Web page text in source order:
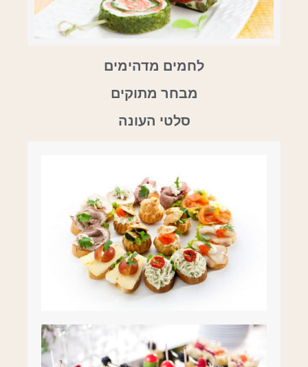
לחמים מדהימים
מבחר מתוקים
סלטי העונה